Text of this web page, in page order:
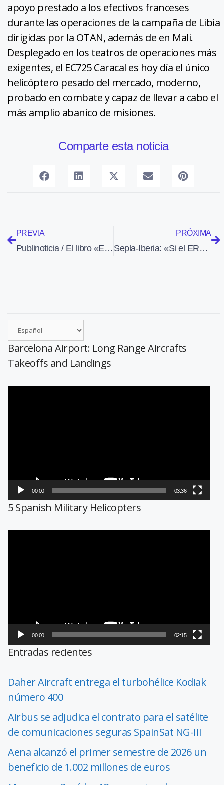
apoyo prestado a los efectivos franceses
durante las operaciones de la campaña de Libia
dirigidas por la OTAN, además de en Mali.
Desplegado en los teatros de operaciones más
exigentes, el EC725 Caracal es hoy día el único
helicóptero pesado del mercado, moderno,
probado en combate y capaz de llevar a cabo el
más amplio abanico de misiones.
Comparte esta noticia
PREVIA
Publinoticia / El libro «El tiempo visto desde el cielo» se presentará en Aeroteca el 8 de abril
PRÓXIMA
Sepla-Iberia: «Si el ERE daña a los pilotos habrá demandas y huelgas»
Barcelona Airport: Long Range Aircrafts
Takeoffs and Landings
00:00 03:36
5 Spanish Military Helicopters
00:00 02:15
Entradas recientes
Daher Aircraft entrega el turbohélice Kodiak
número 400
Airbus se adjudica el contrato para el satélite
de comunicaciones seguras SpainSat NG-III
Aena alcanzó el primer semestre de 2026 un
beneficio de 1.002 millones de euros